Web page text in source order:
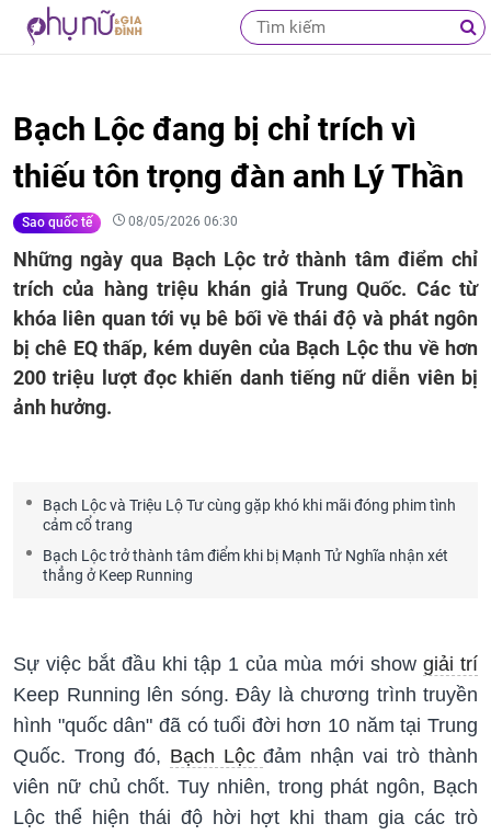
Bạch Lộc đang bị chỉ trích vì
thiếu tôn trọng đàn anh Lý Thần
Sao quốc tế 08/05/2026 06:30
Những ngày qua Bạch Lộc trở thành tâm điểm chỉ
trích của hàng triệu khán giả Trung Quốc. Các từ
khóa liên quan tới vụ bê bối về thái độ và phát ngôn
bị chê EQ thấp, kém duyên của Bạch Lộc thu về hơn
200 triệu lượt đọc khiến danh tiếng nữ diễn viên bị
ảnh hưởng.
Bạch Lộc và Triệu Lộ Tư cùng gặp khó khi mãi đóng phim tình
cảm cổ trang
Bạch Lộc trở thành tâm điểm khi bị Mạnh Tử Nghĩa nhận xét
thẳng ở Keep Running
Sự việc bắt đầu khi tập 1 của mùa mới show giải trí
Keep Running lên sóng. Đây là chương trình truyền
hình "quốc dân" đã có tuổi đời hơn 10 năm tại Trung
Quốc. Trong đó, Bạch Lộcđảm nhận vai trò thành
viên nữ chủ chốt. Tuy nhiên, trong phát ngôn, Bạch
Lộc thể hiện thái độ hời hợt khi tham gia các trò